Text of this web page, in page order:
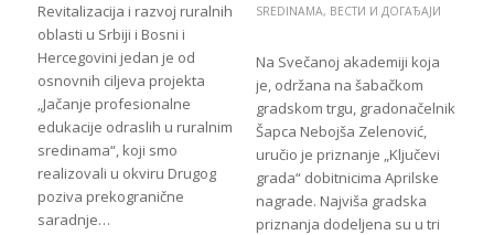
Revitalizacija i razvoj ruralnih
oblasti u Srbiji i Bosni i
Hercegovini jedan je od
osnovnih ciljeva projekta
„Jačanje profesionalne
edukacije odraslih u ruralnim
sredinama“, koji smo
realizovali u okviru Drugog
poziva prekogranične
saradnje…
SREDINAMA, ВЕСТИ И ДОГАЂАЈИ
Na Svečanoj akademiji koja
je, održana na šabačkom
gradskom trgu, gradonačelnik
Šapca Nebojša Zelenović,
uručio je priznanje „Ključevi
grada“ dobitnicima Aprilske
nagrade. Najviša gradska
priznanja dodeljena su u tri